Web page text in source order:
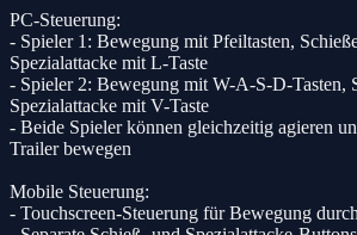
PC-Steuerung:
- Spieler 1: Bewegung mit Pfeiltasten,
Spezialattacke mit L-Taste
- Spieler 2: Bewegung mit W-A-S-D-Tasten,
Spezialattacke mit V-Taste
- Beide Spieler können gleichzeitig agieren
Trailer bewegen
Mobile Steuerung:
- Touchscreen-Steuerung für Bewegung